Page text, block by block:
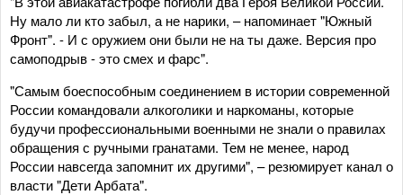
Ну мало ли кто забыл, а не нарики, – напоминает "Южный
Фронт". - И с оружием они были не на ты даже. Версия про
самоподрыв - это смех и фарс".
"Самым боеспособным соединением в истории современной
России командовали алкоголики и наркоманы, которые
будучи профессиональными военными не знали о правилах
обращения с ручными гранатами. Тем не менее, народ
России навсегда запомнит их другими", – резюмирует канал о
власти "Дети Арбата".